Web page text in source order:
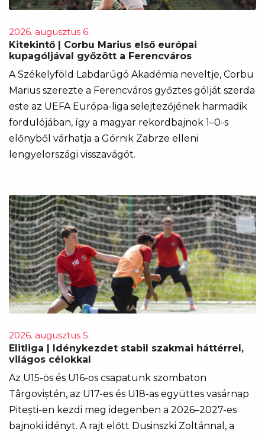
2026. augusztus 6.
Kitekintő | Corbu Marius első európai
kupagóljával győzött a Ferencváros
A Székelyföld Labdarúgó Akadémia neveltje, Corbu
Marius szerezte a Ferencváros győztes gólját szerda
este az UEFA Európa-liga selejtezőjének harmadik
fordulójában, így a magyar rekordbajnok 1–0-s
előnyből várhatja a Górnik Zabrze elleni
lengyelországi visszavágót.
2026. augusztus 5.
Elitliga | Idénykezdet stabil szakmai háttérrel,
világos célokkal
Az U15-ös és U16-os csapatunk szombaton
Târgoviștén, az U17-es és U18-as együttes vasárnap
Pitești-en kezdi meg idegenben a 2026–2027-es
bajnoki idényt. A rajt előtt Dusinszki Zoltánnal, a